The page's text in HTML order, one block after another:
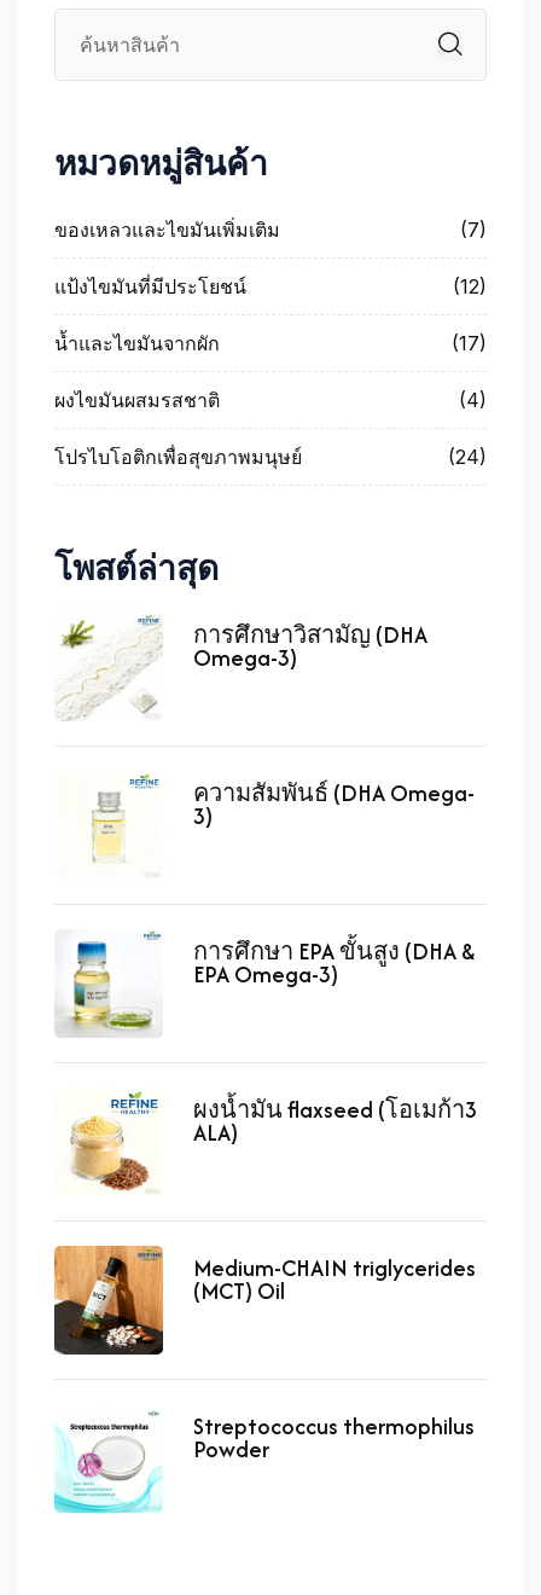
หมวดหมู่สินค้า
ของเหลวและไขมันเพิ่มเติม (7)
แป้งไขมันที่มีประโยชน์ (12)
น้ำและไขมันจากผัก (17)
ผงไขมันผสมรสชาติ (4)
โปรไบโอติกเพื่อสุขภาพมนุษย์ (24)
โพสต์ล่าสุด
การศึกษาวิสามัญ (DHA
Omega-3)
ความสัมพันธ์ (DHA Omega-
3)
การศึกษา EPA ขั้นสูง (DHA &
EPA Omega-3)
ผงน้ำมัน flaxseed (โอเมก้า3
ALA)
Medium-CHAIN triglycerides
(MCT) Oil
Streptococcus thermophilus
Powder